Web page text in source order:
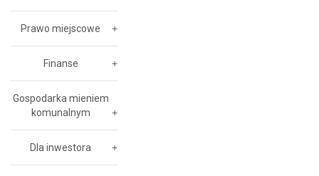
Prawo miejscowe
Finanse
Gospodarka mieniem
komunalnym
Dla inwestora